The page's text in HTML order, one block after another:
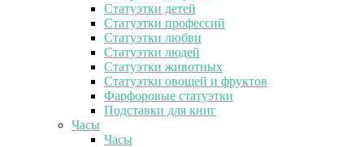
Статуэтки детей
Статуэтки профессий
Статуэтки любви
Статуэтки людей
Статуэтки животных
Статуэтки овощей и фруктов
Фарфоровые статуэтки
Подставки для книг
Часы
Часы